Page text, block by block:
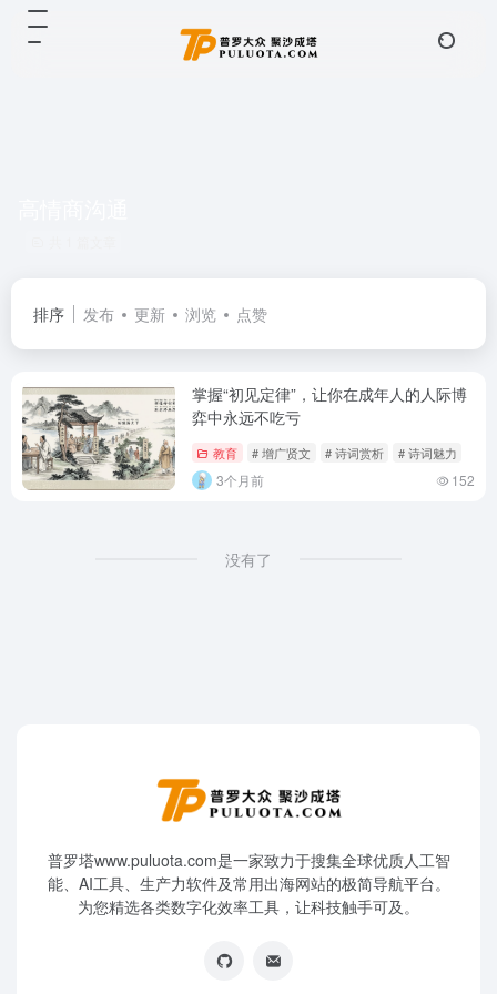
排序 发布 更新 浏览 点赞
掌握“初见定律”，让你在成年人的人际博
弈中永远不吃亏
教育 # 增广贤文 # 诗词赏析 # 诗词魅力
3个月前 152
没有了
普罗塔www.puluota.com是一家致力于搜集全球优质人工智
能、AI工具、生产力软件及常用出海网站的极简导航平台。
为您精选各类数字化效率工具，让科技触手可及。